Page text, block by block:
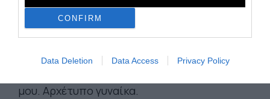
CONFIRM
Data Deletion Data Access Privacy Policy
Όσο δε μου βγάζει με το μαχαίρι τα μάτια,
ωραία. Όσο δεν το στρίβει κιόλας το μαχαίρι,
αξίζει ακόμα να είμαι παντρεμένη μαζί του. Η
μου. Αρχέτυπο γυναίκα.